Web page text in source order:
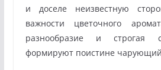
и доселе неизвестную
важности цветочного
разнообразие и строгая
формируют поистине